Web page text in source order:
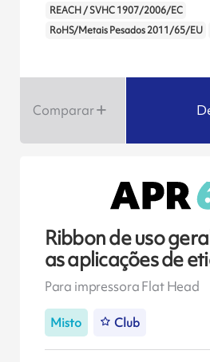
REACH / SVHC 1907/2006/EC
RoHS/Metais Pesados 2011/65/EU
Comparar
Ribbon de uso
as aplicações de
Para impressora Flat Head
Misto Club